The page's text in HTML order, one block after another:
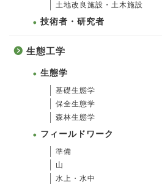
土地改良施設・土木施設
技術者・研究者
生態工学
生態学
基礎生態学
保全生態学
森林生態学
フィールドワーク
準備
山
水上・水中